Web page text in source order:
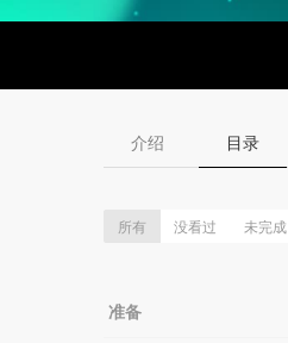
介绍 目录
所有 没看过 未完成
准备